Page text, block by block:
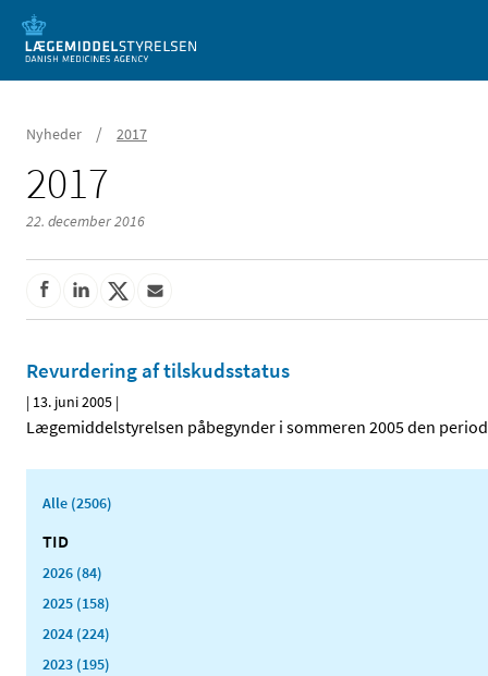
Mobil visning
Nyheder / 2017
2017
22. december 2016
Revurdering af tilskudsstatus
| 13. juni 2005 |
Lægemiddelstyrelsen påbegynder i sommeren 2005 den
Alle (2506)
TID
2026 (84)
2025 (158)
2024 (224)
2023 (195)